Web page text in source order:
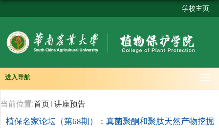
学校主页
进入导航
当前位置:首页 讲座预告
植保名家论坛（第68期）：真菌聚酮和聚肽天然产物挖掘